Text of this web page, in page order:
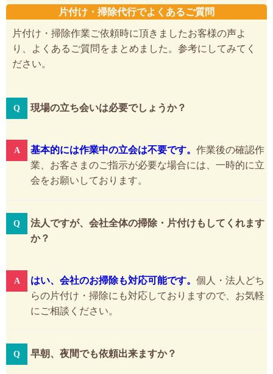
片付け・掃除代行でよくあるご質問
片付け・掃除作業ご依頼時に頂きましたお客様の声よ
り、よくあるご質問をまとめました。参考にしてみてく
ださい。
現場の立ち会いは必要でしょうか？
基本的には作業中の立会は不要です。 作業後の確認作
業、お客さまのご指示が必要な場合には、一時的に立
会をお願いしております。
法人ですが、会社全体の掃除・片付けもしてくれます
か？
はい、会社のお掃除も対応可能です。 個人・法人どち
らの片付け・掃除にも対応しておりますので、お気軽
にご相談ください。
早朝、夜間でも依頼出来ますか？